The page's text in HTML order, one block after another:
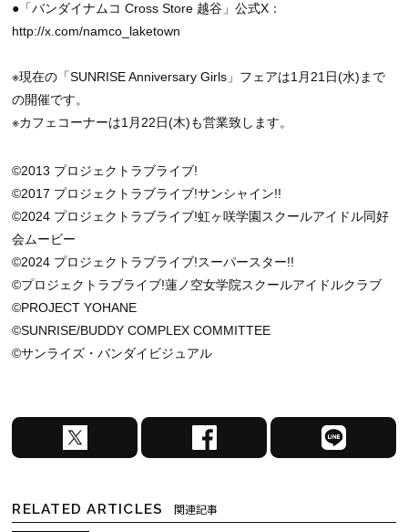
●「バンダイナムコ Cross Store 越谷」公式X：
http://x.com/namco_laketown
※現在の「SUNRISE Anniversary Girls」フェアは1月21日(水)まで
の開催です。
※カフェコーナーは1月22日(木)も営業致します。
©2013 プロジェクトラブライブ!
©2017 プロジェクトラブライブ!サンシャイン!!
©2024 プロジェクトラブライブ!虹ヶ咲学園スクールアイドル同好
会ムービー
©2024 プロジェクトラブライブ!スーパースター!!
©プロジェクトラブライブ!蓮ノ空女学院スクールアイドルクラブ
©PROJECT YOHANE
©SUNRISE/BUDDY COMPLEX COMMITTEE
©サンライズ・バンダイビジュアル
X
で
ア
F
a
b
L
I
RELATED ARTICLES 関連記事